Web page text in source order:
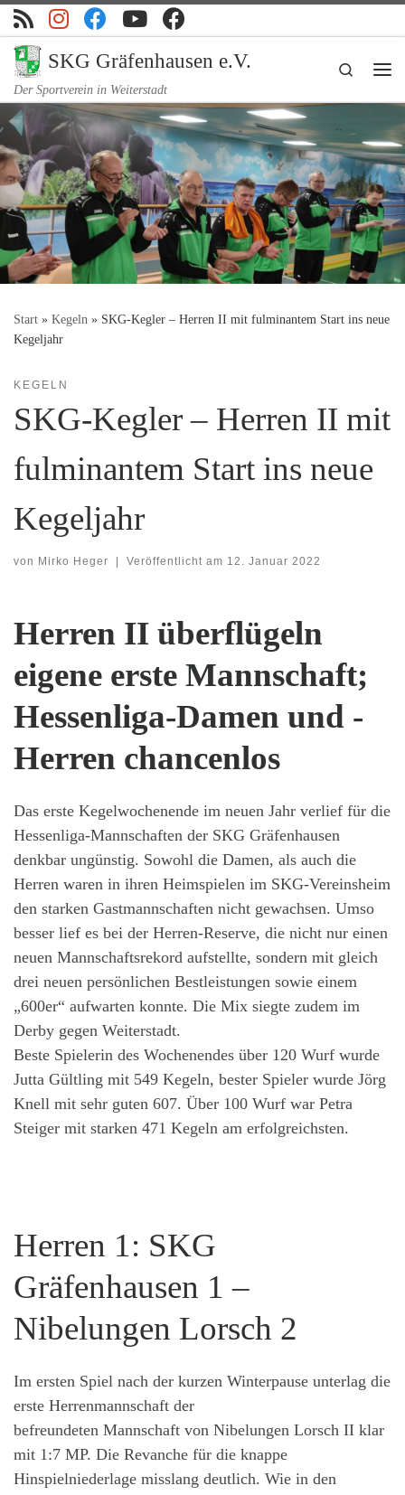
Zum Inhalt springen
SKG Gräfenhausen e.V.
Der Sportverein in Weiterstadt
Search
Start » Kegeln » SKG-Kegler – Herren II mit fulminantem Start ins neue
Kegeljahr
KEGELN
SKG-Kegler – Herren II mit
fulminantem Start ins neue
Kegeljahr
von Mirko Heger Veröffentlicht am 12. Januar 2022
Herren II überflügeln
eigene erste Mannschaft;
Hessenliga-Damen und -
Herren chancenlos
Das erste Kegelwochenende im neuen Jahr verlief für die
Hessenliga-Mannschaften der SKG Gräfenhausen
denkbar ungünstig. Sowohl die Damen, als auch die
Herren waren in ihren Heimspielen im SKG-Vereinsheim
den starken Gastmannschaften nicht gewachsen. Umso
besser lief es bei der Herren-Reserve, die nicht nur einen
neuen Mannschaftsrekord aufstellte, sondern mit gleich
drei neuen persönlichen Bestleistungen sowie einem
„600er“ aufwarten konnte. Die Mix siegte zudem im
Derby gegen Weiterstadt.
Beste Spielerin des Wochenendes über 120 Wurf wurde
Jutta Gültling mit 549 Kegeln, bester Spieler wurde Jörg
Knell mit sehr guten 607. Über 100 Wurf war Petra
Steiger mit starken 471 Kegeln am erfolgreichsten.
Herren 1: SKG
Gräfenhausen 1 –
Nibelungen Lorsch 2
Im ersten Spiel nach der kurzen Winterpause unterlag die
erste Herrenmannschaft der
befreundeten Mannschaft von Nibelungen Lorsch II klar
mit 1:7 MP. Die Revanche für die knappe
Hinspielniederlage misslang deutlich. Wie in den